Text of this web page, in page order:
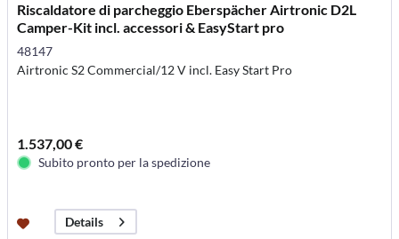
Riscaldatore di parcheggio Eberspächer Airtronic D2L
Camper-Kit incl. accessori & EasyStart pro
48147
Airtronic S2 Commercial/12 V incl. Easy Start Pro
1.537,00 €
Subito pronto per la spedizione
Details